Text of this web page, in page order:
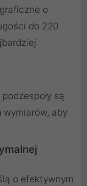
o
do 220
są
aby
o efektywnym